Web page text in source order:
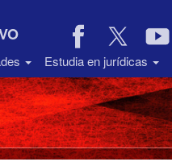
Estudia en jurídicas